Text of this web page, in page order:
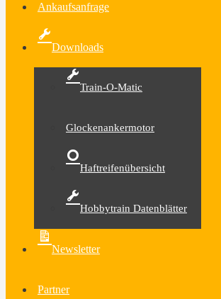
Ankaufsanfrage
Downloads
Train-O-Matic
Glockenankermotor
Haftreifenübersicht
Hobbytrain Datenblätter
Newsletter
Partner